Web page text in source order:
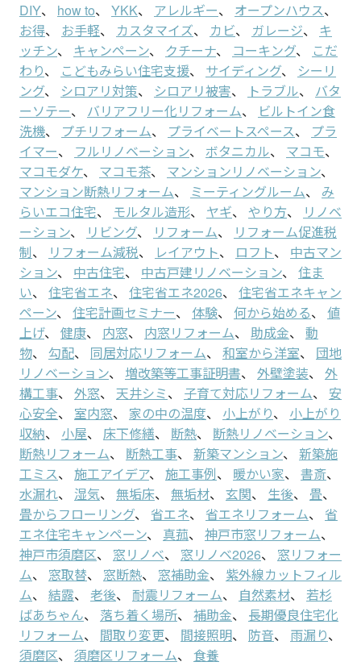
DIY、 how to、 YKK、 アレルギー、 オープンハウス、
お得、 お手軽、 カスタマイズ、 カビ、 ガレージ、
キ
ッチン、 キャンペーン、 クチーナ、 コーキング、
こだ
わり、 こどもみらい住宅支援、 サイディング、
シーリ
ング、 シロアリ対策、 シロアリ被害、 トラブル、
バタ
ーソテー、 バリアフリー化リフォーム、
ビルトイン食
洗機、 プチリフォーム、 プライベートスペース、
プラ
イマー、 フルリノベーション、 ボタニカル、 マコモ、
マコモダケ、 マコモ茶、 マンションリノベーション、
マンション断熱リフォーム、 ミーティングルーム、
み
らいエコ住宅、 モルタル造形、 ヤギ、 やり方、
リノベ
ーション、 リビング、 リフォーム、
リフォーム促進税
制、 リフォーム減税、 レイアウト、 ロフト、
中古マン
ション、 中古住宅、 中古戸建リノベーション、
住ま
い、 住宅省エネ、 住宅省エネ2026、
住宅省エネキャン
ペーン、 住宅計画セミナー、 体験、 何から始める、
値
上げ、 健康、 内窓、 内窓リフォーム、 助成金、
動
物、 勾配、 同居対応リフォーム、 和室から洋室、
団地
リノベーション、 増改築等工事証明書、 外壁塗装、
外
構工事、 外窓、 天井シミ、 子育て対応リフォーム、
安
心安全、 室内窓、 家の中の温度、 小上がり、
小上がり
収納、 小屋、 床下修繕、 断熱、 断熱リノベーション、
断熱リフォーム、 断熱工事、 新築マンション、
新築施
工ミス、 施工アイデア、 施工事例、 暖かい家、 書斎、
水漏れ、 湿気、 無垢床、 無垢材、 玄関、 生後、 畳、
畳からフローリング、 省エネ、 省エネリフォーム、
省
エネ住宅キャンペーン、 真菰、 神戸市窓リフォーム、
神戸市須磨区、 窓リノベ、 窓リノベ2026、
窓リフォー
ム、 窓取替、 窓断熱、 窓補助金、
紫外線カットフィル
ム、 結露、 老後、 耐震リフォーム、 自然素材、
若杉
ばあちゃん、 落ち着く場所、 補助金、
長期優良住宅化
リフォーム、 間取り変更、 間接照明、 防音、 雨漏り、
須磨区、 須磨区リフォーム、 食養